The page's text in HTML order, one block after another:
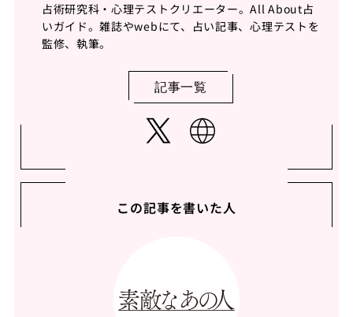
占術研究科・心理テストクリエーター。All About占
いガイド。雑誌やwebにて、占い記事、心理テストを
監修、執筆。
記事一覧
この記事を書いた人